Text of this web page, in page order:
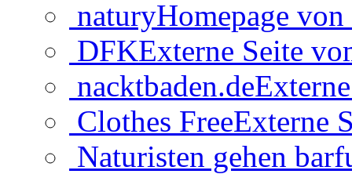
naturyHomepage
DFKExterne Seite
nacktbaden.de
Clothes FreeExterne
Naturisten gehen